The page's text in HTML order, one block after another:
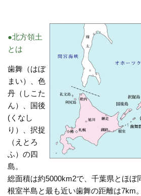
●北方領土
とは
歯舞（はぼ
まい）、色
丹（しこた
ん）、国後
(くなし
り）、択捉
（えとろ
ふ）の四
島。
総面積は約5000km2で、千葉県とほぼ
根室半島と最も近い歯舞の距離は7km